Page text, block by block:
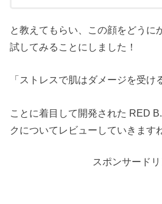
と教えてもらい、この顔をどうに
試してみることにしました！
「ストレスで肌はダメージを受け
ことに着目して開発された RED
クについてレビューしていきます
スポンサードリ